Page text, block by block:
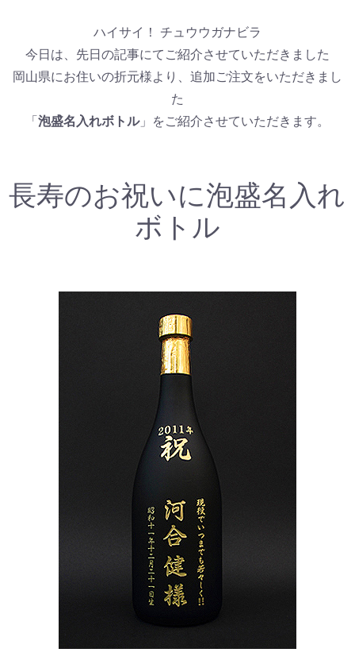
ハイサイ！ チュウウガナビラ
今日は、先日の記事にてご紹介させていただきました
岡山県にお住いの折元様より、追加ご注文をいただきまし
た
「泡盛名入れボトル」をご紹介させていただきます。
長寿のお祝いに泡盛名入れ
ボトル